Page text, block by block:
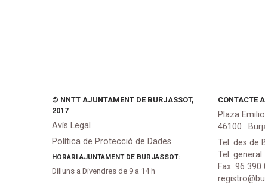
© NNTT AJUNTAMENT DE BURJASSOT,
2017
Avís Legal
Política de Protecció de Dades
HORARI AJUNTAMENT DE BURJASSOT:
Dilluns a Divendres de 9 a 14 h
CONTACTE
Plaza
46100 ·
Tel. des de
Tel.
Fax. 96 390